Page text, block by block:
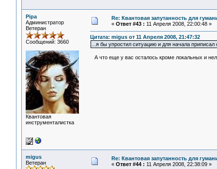
Pipa
Администратор
Ветеран
Сообщений: 3660
Квантовая
инструменталистка
Re: Квантовая запутанность для
« Ответ #43 : 11 Апреля 2008, 22:00:48 »
Цитата: migus от 11 Апреля 2008, 21:47:32
...я бы упростил ситуацию и для начала
А что еще у вас осталось кроме локальных и
migus
Ветеран
Re: Квантовая запутанность для
« Ответ #44 : 11 Апреля 2008, 22:38:09 »